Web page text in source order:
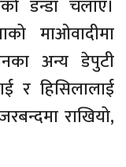
डन्डा चलाए।
माओवादीमा
अन्य डेपुटी
र हिसिलालाई
राखियो,